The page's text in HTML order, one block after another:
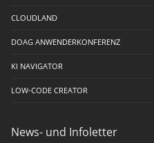
CLOUDLAND
DOAG ANWENDERKONFERENZ
KI NAVIGATOR
LOW-CODE CREATOR
News- und Infoletter